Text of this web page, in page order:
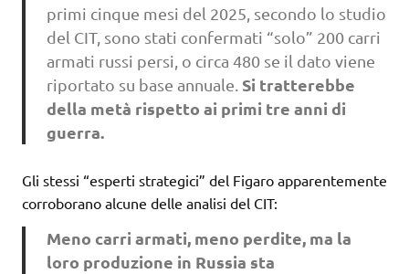
primi cinque mesi del 2025, secondo lo studio
del CIT, sono stati confermati “solo” 200 carri
armati russi persi, o circa 480 se il dato viene
riportato su base annuale. Si tratterebbe
della metà rispetto ai primi tre anni di
guerra.
Gli stessi “esperti strategici” del Figaro apparentemente
corroborano alcune delle analisi del CIT:
Meno carri armati, meno perdite, ma la
loro produzione in Russia sta